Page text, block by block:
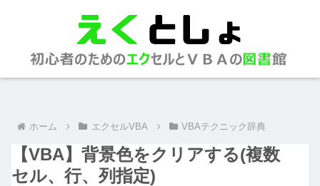
ホーム エクセルVBA VBAテクニック辞典
【VBA】背景色をクリアする(複数
セル、行、列指定)